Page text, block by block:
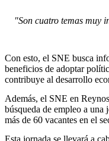
"Son cuatro temas muy
Con esto, el SNE busca
beneficios de adoptar
contribuye al desarrollo
Además, el SNE en
búsqueda de empleo a una
más de 60 vacantes en el
Esta jornada se llevará a